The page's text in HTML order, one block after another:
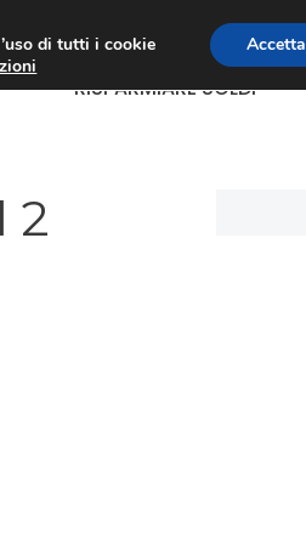
RISPARMIARE SOLDI
2
di tutti i cookie
Accetta